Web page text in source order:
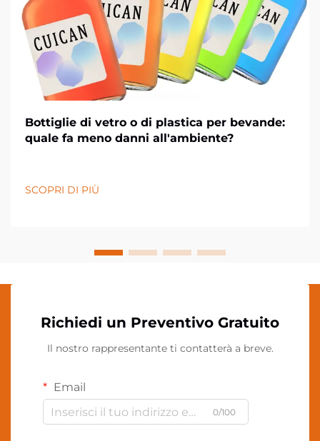
Bottiglie di vetro o di plastica per bevande:
quale fa meno danni all'ambiente?
SCOPRI DI PIÙ
Richiedi un Preventivo Gratuito
Il nostro rappresentante ti contatterà a breve.
Email
0/100